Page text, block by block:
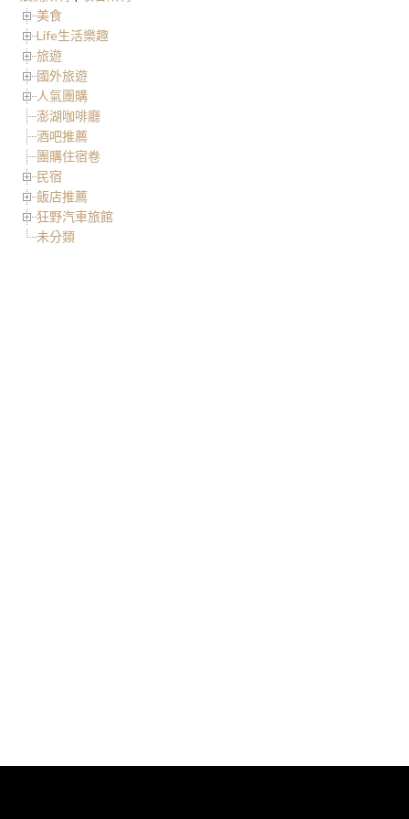
美食
Life生活樂趣
旅遊
國外旅遊
人氣團購
澎湖咖啡廳
酒吧推薦
團購住宿卷
民宿
飯店推薦
狂野汽車旅館
未分類